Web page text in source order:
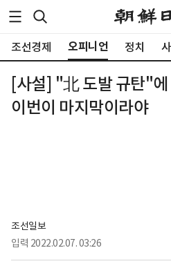
조선경제 오피니언 정치
[사설] "北 도발 규탄"
이번이 마지막이라야
조선일보
입력 2022.02.07. 03:26